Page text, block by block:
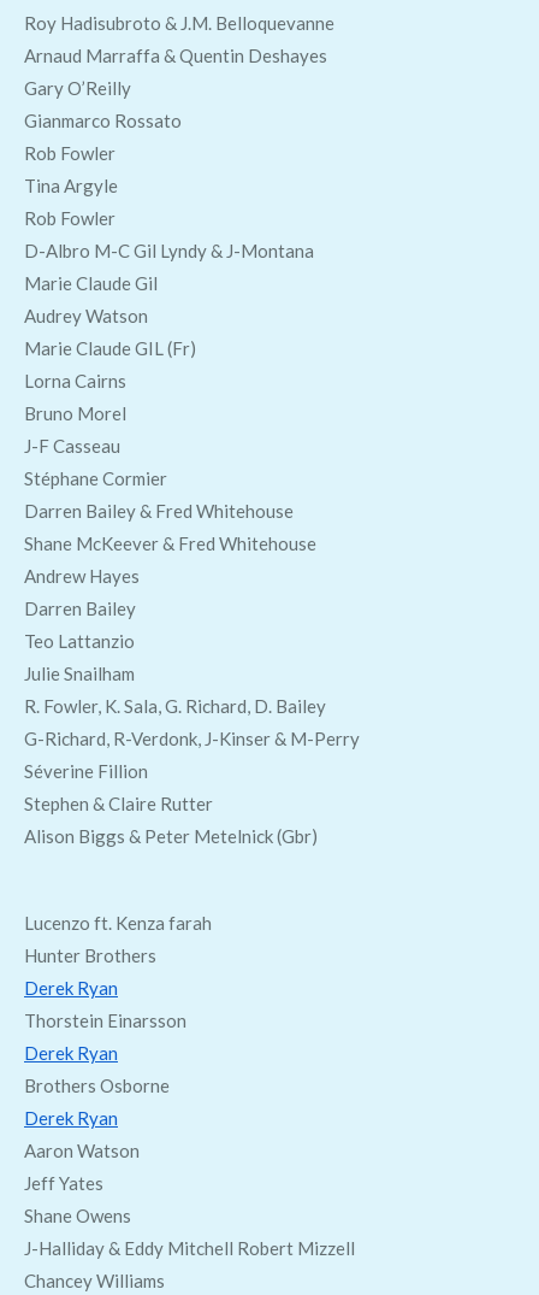
Roy Hadisubroto & J.M. Belloquevanne
Arnaud Marraffa & Quentin Deshayes
Gary O’Reilly
Gianmarco Rossato
Rob Fowler
Tina Argyle
Rob Fowler
D-Albro M-C Gil Lyndy & J-Montana
Marie Claude Gil
Audrey Watson
Marie Claude GIL (Fr)
Lorna Cairns
Bruno Morel
J-F Casseau
Stéphane Cormier
Darren Bailey & Fred Whitehouse
Shane McKeever & Fred Whitehouse
Andrew Hayes
Darren Bailey
Teo Lattanzio
Julie Snailham
R. Fowler, K. Sala, G. Richard, D. Bailey
G-Richard, R-Verdonk, J-Kinser & M-Perry
Séverine Fillion
Stephen & Claire Rutter
Alison Biggs & Peter Metelnick (Gbr)
Lucenzo ft. Kenza farah
Hunter Brothers
Derek Ryan
Thorstein Einarsson
Derek Ryan
Brothers Osborne
Derek Ryan
Aaron Watson
Jeff Yates
Shane Owens
J-Halliday & Eddy Mitchell Robert Mizzell
Chancey Williams